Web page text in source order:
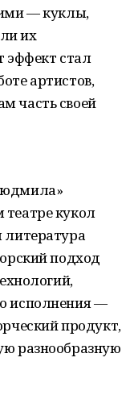
— куклы,
их
эффект стал
артистов,
часть своей
кукол
литература
подход
исполнения —
продукт,
разнообразную